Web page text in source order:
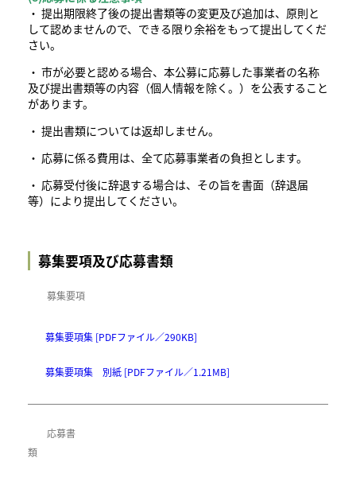
・ 提出期限終了後の提出書類等の変更及び追加は、原則と
して認めませんので、できる限り余裕をもって提出してくだ
さい。
・ 市が必要と認める場合、本公募に応募した事業者の名称
及び提出書類等の内容（個人情報を除く。）を公表すること
があります。
・ 提出書類については返却しません。
・ 応募に係る費用は、全て応募事業者の負担とします。
・ 応募受付後に辞退する場合は、その旨を書面（辞退届
等）により提出してください。
募集要項及び応募書類
募集要項
募集要項集 [PDFファイル／290KB]
募集要項集 別紙 [PDFファイル／1.21MB]
応募書
類